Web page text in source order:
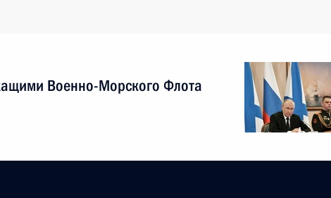
Военно-Морского Флота